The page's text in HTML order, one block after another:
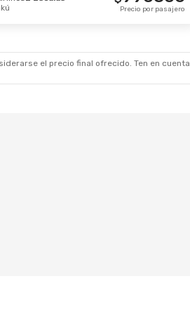
2304527
Precio por pasajero
Precio por pasajero
el precio final ofrecido. Ten en cuenta